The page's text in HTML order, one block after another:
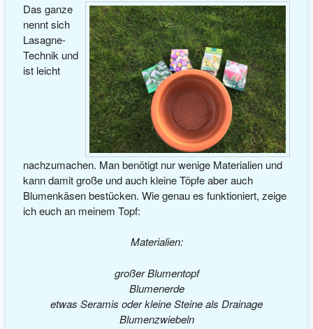
Das ganze
nennt sich
Lasagne-
Technik und
ist leicht
nachzumachen. Man benötigt nur wenige Materialien und
kann damit große und auch kleine Töpfe aber auch
Blumenkäsen bestücken. Wie genau es funktioniert, zeige
ich euch an meinem Topf:
Materialien:
großer Blumentopf
Blumenerde
etwas Seramis oder kleine Steine als Drainage
Blumenzwiebeln